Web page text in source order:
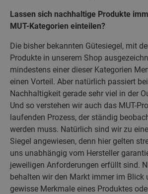
Lassen sich nachhaltige Produkte
MUT-Kategorien einteilen?
Die bisher bekannten Gütesiegel, mit
Produkte in unserem Shop
mindestens einer dieser Kategorien
einen Vorteil. Aber natürlich passiert
Nachhaltigkeit gerade sehr viel in der
Und so verstehen wir auch das MUT-
laufenden Prozess, der ständig
werden muss. Natürlich sind wir zu
Siegel angewiesen, denn hier gelten
uns unabhängig vom Hersteller
jeweiligen Anforderungen erfüllt sind.
behalten wir den Markt immer im Blick
gewisse Merkmale eines Produktes